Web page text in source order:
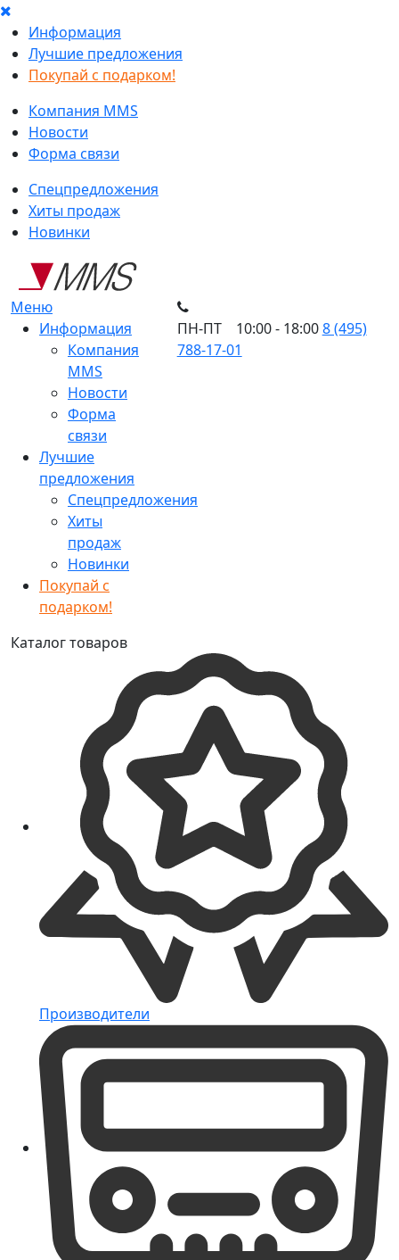
Информация
Лучшие предложения
Покупай с подарком!
Компания MMS
Новости
Форма связи
Спецпредложения
Хиты продаж
Новинки
Меню
Информация
Компания
MMS
Новости
Форма
связи
Лучшие
предложения
Спецпредложения
Хиты
продаж
Новинки
Покупай с
подарком!
ПН-ПТ 10:00 - 18:008 (495)
788-17-01
Каталог товаров
Производители